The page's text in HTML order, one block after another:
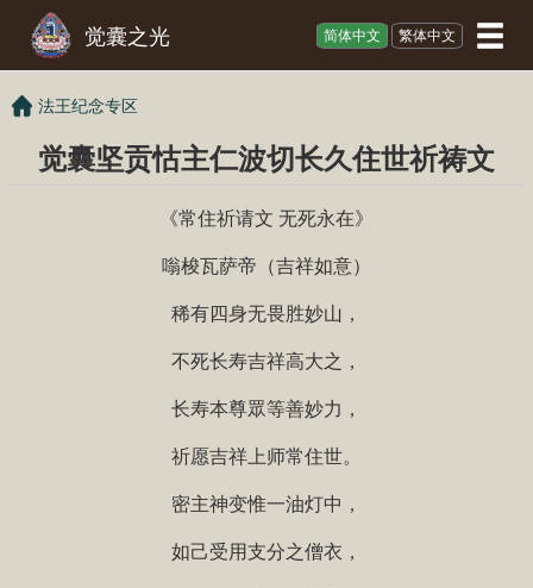
觉囊之光 简体中文 繁体中文
法王纪念专区
觉囊坚贡怙主仁波切长久住世祈祷文
《常住祈请文 无死永在》
嗡梭瓦萨帝（吉祥如意）
稀有四身无畏胜妙山，
不死长寿吉祥高大之，
长寿本尊眾等善妙力，
祈愿吉祥上师常住世。
密主神变惟一油灯中，
如己受用支分之僧衣，